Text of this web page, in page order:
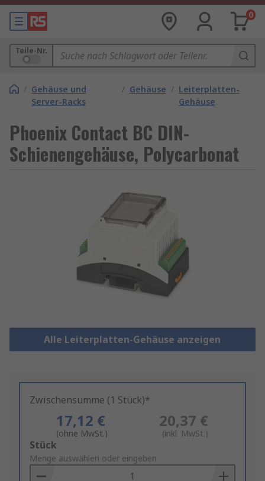
0
Teile-Nr.
/ Gehäuse und
Server-Racks
/ Gehäuse / Leiterplatten-
Gehäuse
Phoenix Contact BC DIN-
Schienengehäuse, Polycarbonat
Alle Leiterplatten-Gehäuse anzeigen
Zwischensumme (1 Stück)*
17,12 €
(ohne MwSt.)
20,37 €
(inkl. MwSt.)
Add
to
Basket
Stück
Menge auswählen oder eingeben